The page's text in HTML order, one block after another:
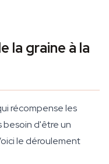
la graine à la
récompense les
besoin d'être un
le déroulement